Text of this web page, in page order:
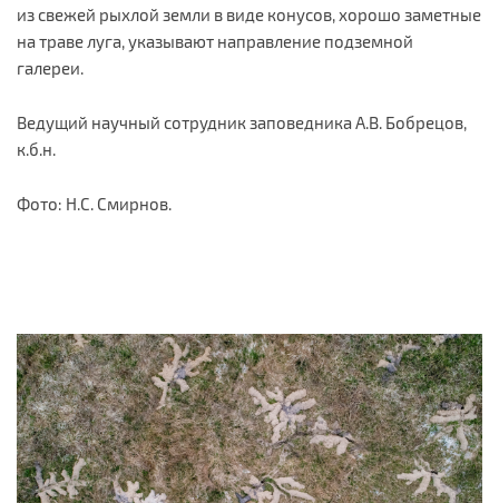
из свежей рыхлой земли в виде конусов, хорошо заметные
на траве луга, указывают направление подземной
галереи.
Ведущий научный сотрудник заповедника А.В. Бобрецов,
к.б.н.
Фото: Н.С. Смирнов.